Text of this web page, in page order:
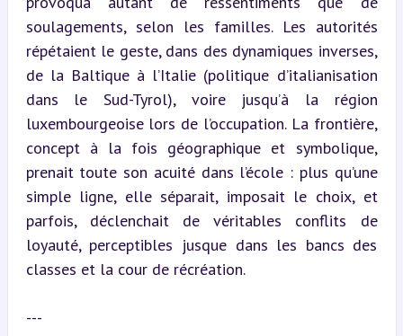
soulagements, selon les familles. Les autorités
répétaient le geste, dans des dynamiques inverses,
de la Baltique à l’Italie (politique d’italianisation
dans le Sud-Tyrol), voire jusqu’à la région
luxembourgeoise lors de l’occupation. La frontière,
concept à la fois géographique et symbolique,
prenait toute son acuité dans l’école : plus qu’une
simple ligne, elle séparait, imposait le choix, et
parfois, déclenchait de véritables conflits de
loyauté, perceptibles jusque dans les bancs des
classes et la cour de récréation.
---